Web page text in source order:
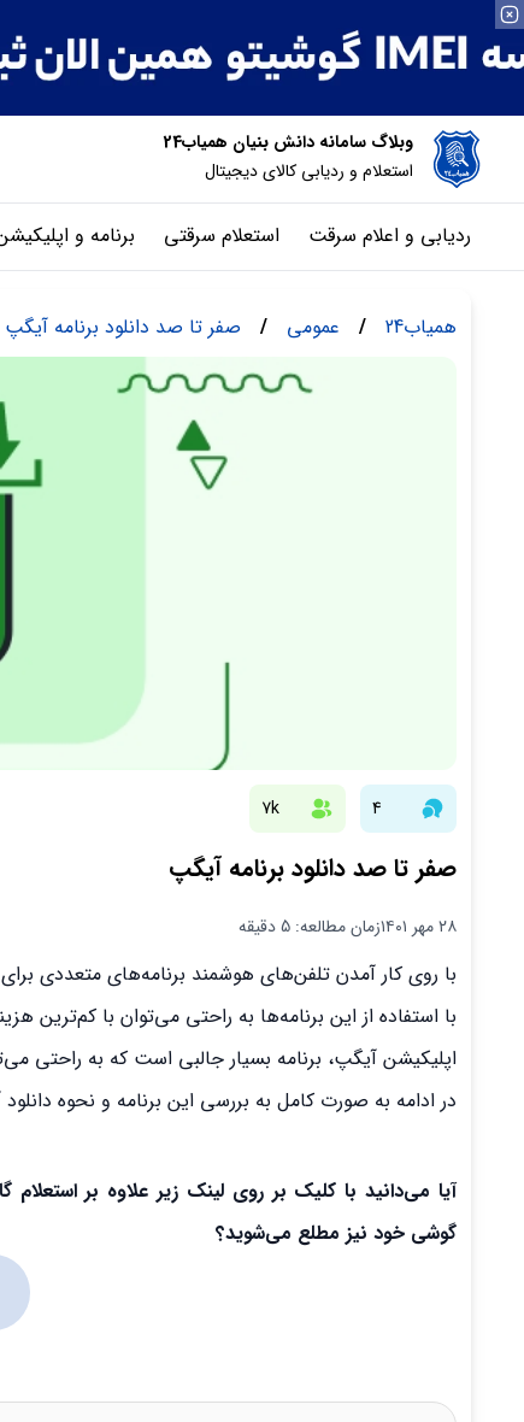
وبلاگ سامانه دانش بنیان همیاب24
استعلام و ردیابی کالای دیجیتال
ردیابی و اعلام سرقت استعلام سرقتی برنامه و
همیاب24 / عمومی / صفر تا صد دانلود برنامه آیگپ
4
7k
صفر تا صد دانلود برنامه آیگپ
۲۸ مهر ۱۴۰۱ زمان مطالعه: 5 دقیقه
با روی کار آمدن تلفن‌های هوشمند برنامه‌های متعددی
با استفاده از این برنامه‌ها به راحتی می‌توان با کم‌ترین
اپلیکیشن آیگپ، برنامه بسیار جالبی است که به راحتی
در ادامه به صورت کامل به بررسی این برنامه و نحوه دانلود
آیا می‌دانید با کلیک بر روی لینک زیر علاوه بر
گوشی خود نیز مطلع می‌شوید؟